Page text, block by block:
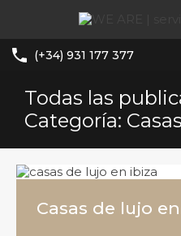
(+34) 931 177 377
Todas las
Categoría:
Casas de lujo